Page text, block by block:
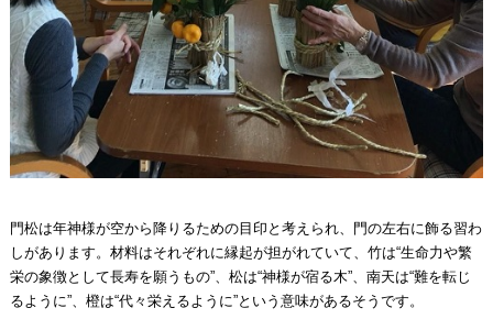
門松は年神様が空から降りるための目印と考えられ、門の左右に飾る習わ
しがあります。材料はそれぞれに縁起が担がれていて、竹は“生命力や繁
栄の象徴として長寿を願うもの”、松は“神様が宿る木”、南天は“難を転じ
るように”、橙は“代々栄えるように”という意味があるそうです。